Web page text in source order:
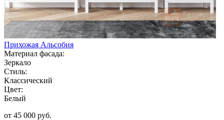
Прихожая Альсобия
Материал фасада:
Зеркало
Стиль:
Классический
Цвет:
Белый
от 45 000 руб.